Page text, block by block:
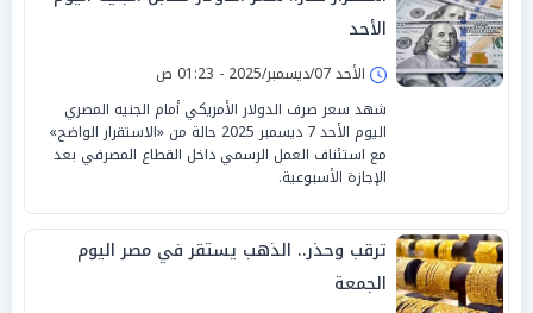
الأحد
الأحد 07/ديسمبر/2025 - 01:23 ص
شهد سعر صرف الدولار الأمريكي أمام الجنيه المصري
اليوم الأحد 7 ديسمبر 2025 حالة من «الاستقرار الواضح»
مع استئناف العمل الرسمي داخل القطاع المصرفي بعد
الإجازة الأسبوعية.
ترقب وحذر.. الذهب يستقر في مصر اليوم
الجمعة